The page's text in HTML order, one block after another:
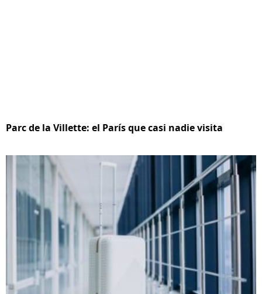
Parc de la Villette: el París que casi nadie visita